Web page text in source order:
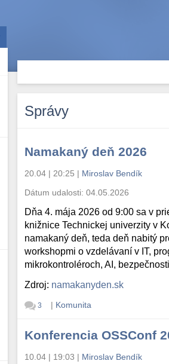
Správy
Namakaný deň 2026
20.04 | 20:25 | Miroslav Bendík
Dátum udalosti:04.05.2026
Dňa 4. mája 2026 od 9:00 sa v
knižnice Technickej univerzity v
namakaný deň, teda deň nabitý
workshopmi o vzdelávaní v IT,
mikrokontroléroch, AI,
Zdroj: namakanyden.sk
3 | Komunita
Konferencia OSSConf
10.04 | 19:03 | Miroslav Bendík